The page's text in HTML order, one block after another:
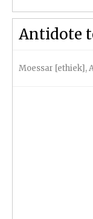
Antidote
Moessar [ethiek],